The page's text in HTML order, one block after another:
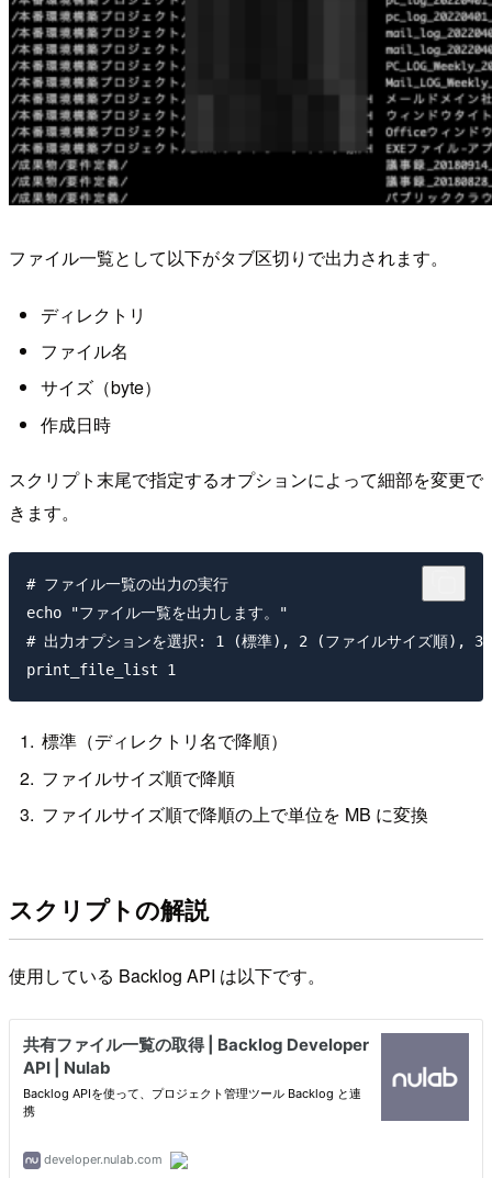
ファイル一覧として以下がタブ区切りで出力されます。
ディレクトリ
ファイル名
サイズ（byte）
作成日時
スクリプト末尾で指定するオプションによって細部を変更で
きます。
# ファイル一覧の出力の実行
echo "ファイル一覧を出力します。"
# 出力オプションを選択: 1 (標準), 2 (ファイルサイズ順), 3 (
標準（ディレクトリ名で降順）
ファイルサイズ順で降順
ファイルサイズ順で降順の上で単位を MB に変換
スクリプトの解説
使用している Backlog API は以下です。